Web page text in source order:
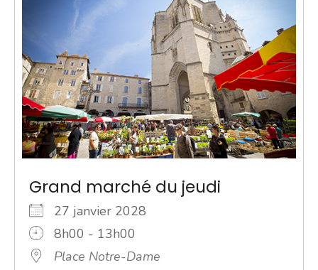
Grand marché du jeudi
27 janvier 2028
8h00 - 13h00
Place Notre-Dame